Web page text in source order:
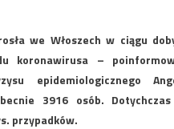
we Włoszech w ciągu
koronawirusa –
epidemiologicznego
3916 osób.
przypadków.